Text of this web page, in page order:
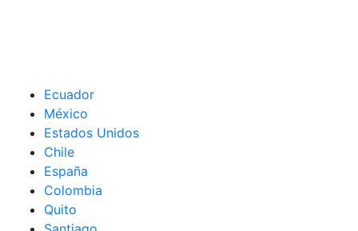
Ecuador
México
Estados Unidos
Chile
España
Colombia
Quito